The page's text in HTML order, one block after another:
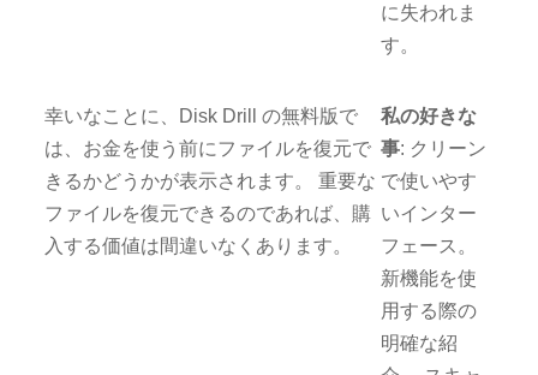
に失われま
す。
幸いなことに、Disk Drill の無料版で
は、お金を使う前にファイルを復元で
きるかどうかが表示されます。 重要な
ファイルを復元できるのであれば、購
入する価値は間違いなくあります。
私の好きな
事: クリーン
で使いやす
いインター
フェース。
新機能を使
用する際の
明確な紹